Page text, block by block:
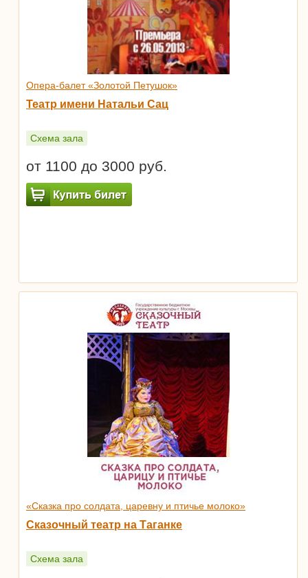
Опера-балет «Золотой Петушок»
Театр имени Натальи Сац
Схема зала
от 1100 до 3000 руб.
«Сказка про солдата, царевну и птичье молоко»
Сказочный театр на Таганке
Схема зала